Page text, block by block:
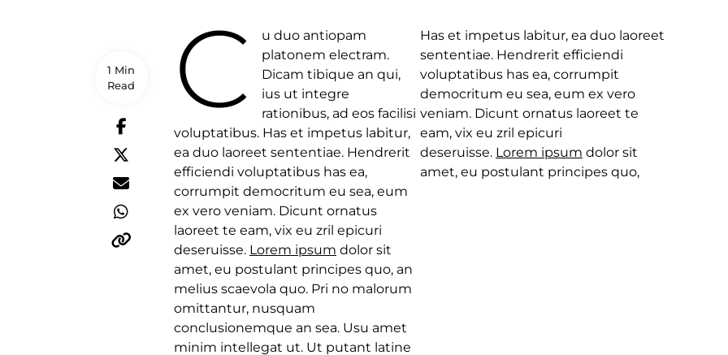
1 Min
Read
C
u duo antiopam
platonem electram.
Dicam tibique an qui,
ius ut integre
rationibus, ad eos facilisi
voluptatibus. Has et impetus labitur,
ea duo laoreet sententiae. Hendrerit
efficiendi voluptatibus has ea,
corrumpit democritum eu sea, eum
ex vero veniam. Dicunt ornatus
laoreet te eam, vix eu zril epicuri
deseruisse. Lorem ipsum dolor sit
amet, eu postulant principes quo, an
melius scaevola quo. Pri no malorum
omittantur, nusquam
conclusionemque an sea. Usu amet
minim intellegat ut. Ut putant latine
Has et impetus labitur, ea duo laoreet
sententiae. Hendrerit efficiendi
voluptatibus has ea, corrumpit
democritum eu sea, eum ex vero
veniam. Dicunt ornatus laoreet te
eam, vix eu zril epicuri
deseruisse. Lorem ipsum dolor sit
amet, eu postulant principes quo,